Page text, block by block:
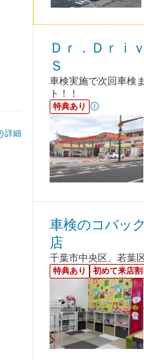
詳細
Ｄｒ．Ｄｒｉ
Ｓ
車検実施で次回車検
ト！！
特典あり
車検のコバッ
店
千葉市中央区、若葉
特典あり 初めて来店割